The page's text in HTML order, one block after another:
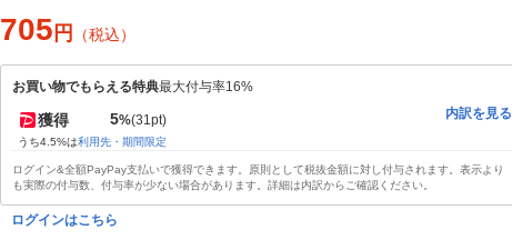
705 円 （税込）
お買い物でもらえる特典最大付与率16%
獲得 5%(31pt)
うち4.5%は利用先・期間限定
内訳を見る
ログイン&全額PayPay支払いで獲得できます。原則として税抜金額に対し付与されます。表示より
も実際の付与数、付与率が少ない場合があります。詳細は内訳からご確認ください。
ログインはこちら